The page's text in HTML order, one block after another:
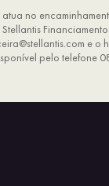
no
e
pelo telefone